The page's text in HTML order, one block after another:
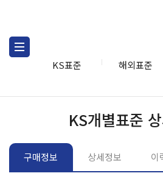
KS표준 해외표준
KS개별표준
구매정보 상세정보 이